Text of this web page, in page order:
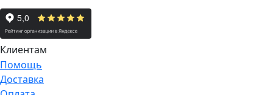
Клиентам
Помощь
Доставка